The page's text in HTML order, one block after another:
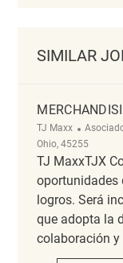
SIMILAR
TJ Maxx
Ohio, 45255
TJ MaxxTJX
oportunidades
logros. Será
que adopta la
colaboración y